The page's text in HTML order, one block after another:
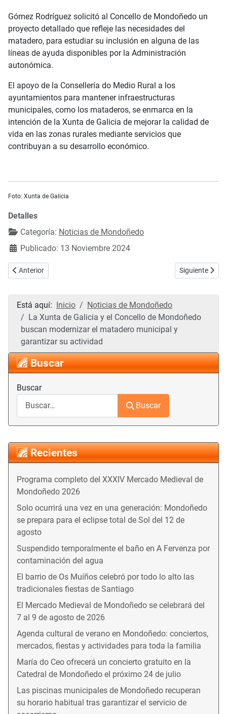
Gómez Rodríguez solicitó al Concello de Mondoñedo un
proyecto detallado que refleje las necesidades del
matadero, para estudiar su inclusión en alguna de las
líneas de ayuda disponibles por la Administración
autonómica.
El apoyo de la Consellería do Medio Rural a los
ayuntamientos para mantener infraestructuras
municipales, como los mataderos, se enmarca en la
intención de la Xunta de Galicia de mejorar la calidad de
vida en las zonas rurales mediante servicios que
contribuyan a su desarrollo económico.
Foto: Xunta de Galicia
Detalles
Categoría: Noticias de Mondoñedo
Publicado: 13 Noviembre 2024
Artículo anterior: Mondoñedo de Tapeo: XVII Concurso de Tapas
Anterior Artículo
Siguiente
Está aquí: Inicio
Noticias de Mondoñedo
La Xunta de Galicia y el Concello de Mondoñedo
buscan modernizar el matadero municipal y
garantizar su actividad
Buscar
Buscar
Buscar
Recientes
Programa completo del XXXIV Mercado Medieval de
Mondoñedo 2026
Solo ocurrirá una vez en una generación: Mondoñedo
se prepara para el eclipse total de Sol del 12 de
agosto
Suspendido temporalmente el baño en A Fervenza por
contaminación del agua
El barrio de Os Muíños celebró por todo lo alto las
tradicionales fiestas de Santiago
El Mercado Medieval de Mondoñedo se celebrará del
7 al 9 de agosto de 2026
Agenda cultural de verano en Mondoñedo: conciertos,
mercados, fiestas y actividades para toda la familia
María do Ceo ofrecerá un concierto gratuito en la
Catedral de Mondoñedo el próximo 24 de julio
Las piscinas municipales de Mondoñedo recuperan
su horario habitual tras garantizar el servicio de